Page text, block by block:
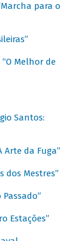
para o
Melhor de
Santos:
Arte da Fuga”
dos Mestres”
Estações”